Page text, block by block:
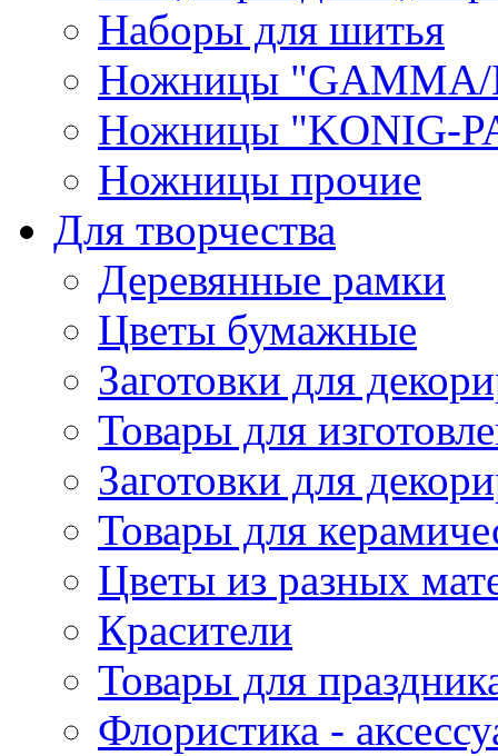
Наборы для шитья
Ножницы "GAMMA/
Ножницы "KONIG-
Ножницы прочие
Для творчества
Деревянные рамки
Цветы бумажные
Заготовки для
Товары для
Заготовки для
Товары для
Цветы из разных
Красители
Товары для
Флористика -